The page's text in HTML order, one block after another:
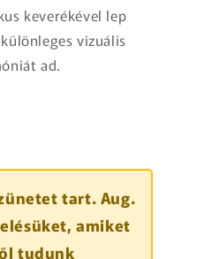
keverékével lep
vizuális
ad.
tart. Aug.
amiket
tudunk